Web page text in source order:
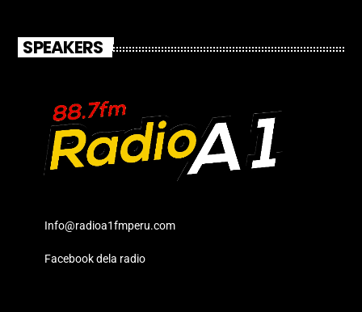
SPEAKERS
Info@radioa1fmperu.com
Facebook dela radio